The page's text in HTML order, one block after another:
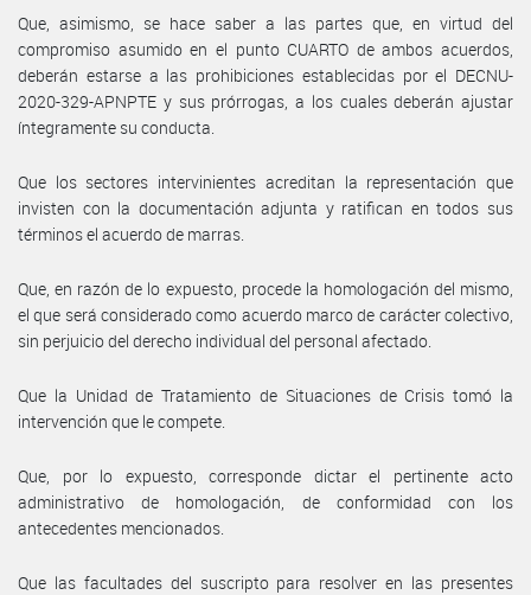
Que, asimismo, se hace saber a las partes que, en virtud del
compromiso asumido en el punto CUARTO de ambos acuerdos,
deberán estarse a las prohibiciones establecidas por el DECNU-
2020-329-APNPTE y sus prórrogas, a los cuales deberán ajustar
íntegramente su conducta.
Que los sectores intervinientes acreditan la representación que
invisten con la documentación adjunta y ratifican en todos sus
términos el acuerdo de marras.
Que, en razón de lo expuesto, procede la homologación del mismo,
el que será considerado como acuerdo marco de carácter colectivo,
sin perjuicio del derecho individual del personal afectado.
Que la Unidad de Tratamiento de Situaciones de Crisis tomó la
intervención que le compete.
Que, por lo expuesto, corresponde dictar el pertinente acto
administrativo de homologación, de conformidad con los
antecedentes mencionados.
Que las facultades del suscripto para resolver en las presentes